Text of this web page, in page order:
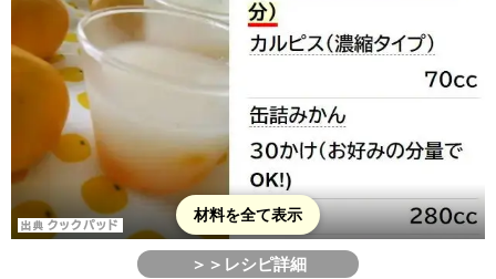
材料を全て表示
＞＞レシピ詳細